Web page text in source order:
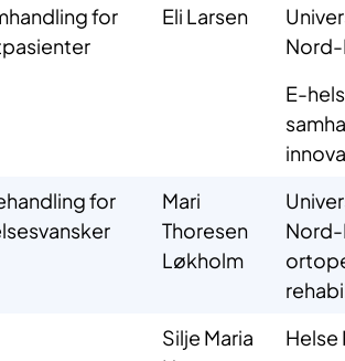
for
Eli Larsen
E-
for
Mari
Thoresen
Løkholm
Silje Maria
Helse